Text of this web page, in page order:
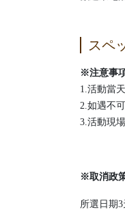
スペ
※注意事
1.活動當
2.如遇不
3.活動現
※取消政
所選日期